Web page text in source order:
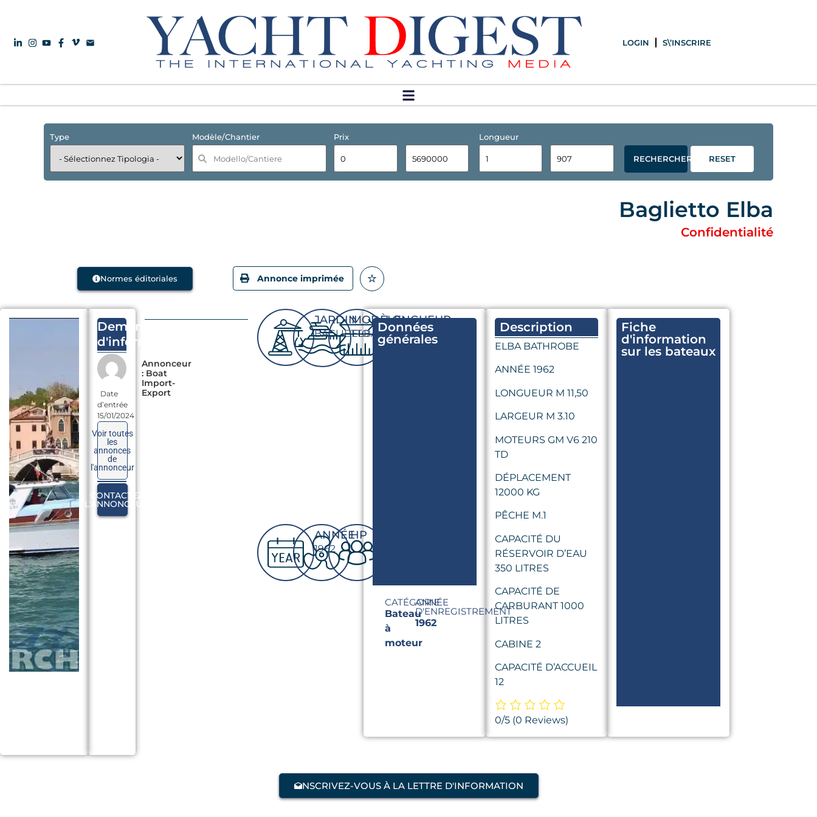
LOGIN S\’INSCRIRE
Type Modèle/Chantier Prix Longueur
RECHERCHER RESET
Baglietto Elba
Confidentialité
Normes éditoriales Annonce imprimée
Demande
d'information
Annonceur
: Boat
Import-
Export
Date
d’entrée
15/01/2024
Voir toutes
les
annonces
de
l'annonceur
CONTACTEZ
L'ANNONCEUR
JARDIN
BAGLIETTO
MODÈLE
ELBA
LONGUEUR
11.5 m
ANNÉE
1962
HP
-
Données
générales
CATÉGORIE
Bateau
à
moteur
ANNÉE
D'ENREGISTREMENT
1962
Description
ELBA BATHROBE
ANNÉE 1962
LONGUEUR M 11,50
LARGEUR M 3.10
MOTEURS GM V6 210
TD
DÉPLACEMENT
12000 KG
PÊCHE M.1
CAPACITÉ DU
RÉSERVOIR D’EAU
350 LITRES
CAPACITÉ DE
CARBURANT 1000
LITRES
CABINE 2
CAPACITÉ D’ACCUEIL
12
0/5 (0 Reviews)
Fiche
d'information
sur les bateaux
NSCRIVEZ-VOUS À LA LETTRE D'INFORMATION